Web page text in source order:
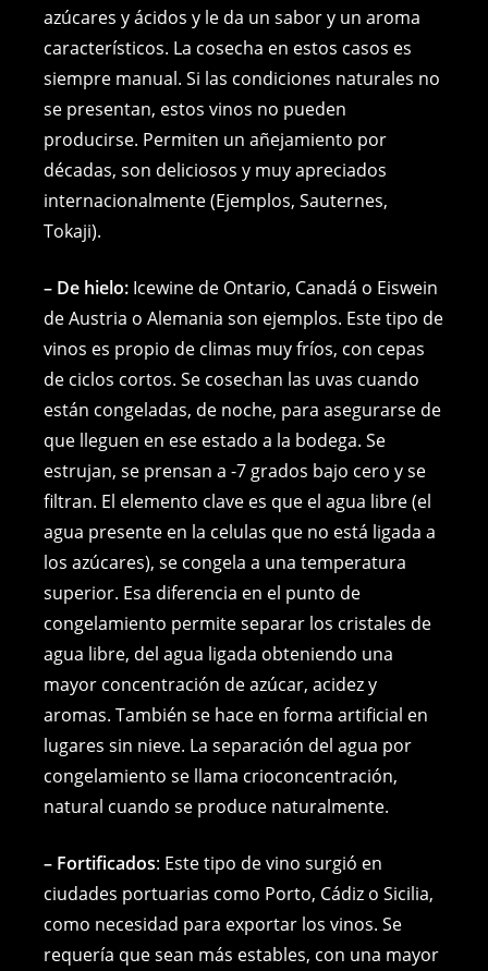
azúcares y ácidos y le da un sabor y un aroma
característicos. La cosecha en estos casos es
siempre manual. Si las condiciones naturales no
se presentan, estos vinos no pueden
producirse. Permiten un añejamiento por
décadas, son deliciosos y muy apreciados
internacionalmente (Ejemplos, Sauternes,
Tokaji).
– De hielo: Icewine de Ontario, Canadá o Eiswein
de Austria o Alemania son ejemplos. Este tipo de
vinos es propio de climas muy fríos, con cepas
de ciclos cortos. Se cosechan las uvas cuando
están congeladas, de noche, para asegurarse de
que lleguen en ese estado a la bodega. Se
estrujan, se prensan a -7 grados bajo cero y se
filtran. El elemento clave es que el agua libre (el
agua presente en la celulas que no está ligada a
los azúcares), se congela a una temperatura
superior. Esa diferencia en el punto de
congelamiento permite separar los cristales de
agua libre, del agua ligada obteniendo una
mayor concentración de azúcar, acidez y
aromas. También se hace en forma artificial en
lugares sin nieve. La separación del agua por
congelamiento se llama crioconcentración,
natural cuando se produce naturalmente.
– Fortificados: Este tipo de vino surgió en
ciudades portuarias como Porto, Cádiz o Sicilia,
como necesidad para exportar los vinos. Se
requería que sean más estables, con una mayor